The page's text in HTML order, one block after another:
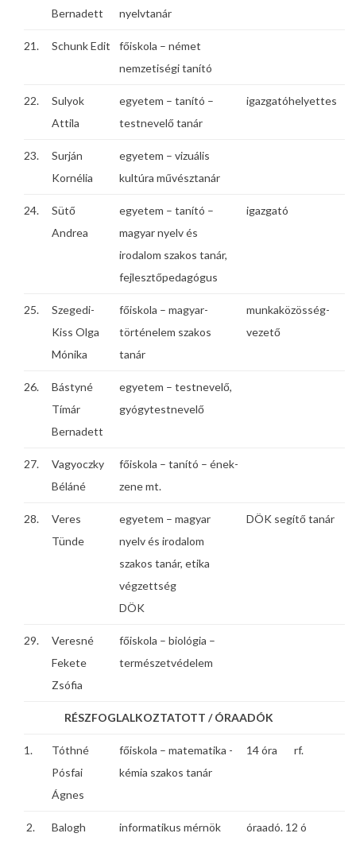
Bernadett
nyelvtanár
21. Schunk Edit
főiskola – német
nemzetiségi tanító
22.
Sulyok
Attila
egyetem – tanító –
testnevelő tanár
igazgatóhelyettes
23.
Surján
Kornélia
egyetem – vizuális
kultúra művésztanár
24.
Sütő
Andrea
egyetem – tanító –
magyar nyelv és
irodalom szakos tanár,
fejlesztőpedagógus
igazgató
25.
Szegedi-
Kiss Olga
Mónika
főiskola – magyar-
történelem szakos
tanár
munkaközösség-
vezető
26.
Bástyné
Tímár
Bernadett
egyetem – testnevelő,
gyógytestnevelő
27.
Vagyoczky
Béláné
főiskola – tanító – ének-
zene mt.
28.
Veres
Tünde
egyetem – magyar
nyelv és irodalom
szakos tanár, etika
végzettség
DÖK
DÖK segítő tanár
29.
Veresné
Fekete
Zsófia
főiskola – biológia –
természetvédelem
RÉSZFOGLALKOZTATOTT / ÓRAADÓK
1.
Tóthné
Pósfai
Ágnes
főiskola – matematika -
kémia szakos tanár
14 óra rf.
2. Balogh informatikus mérnök óraadó. 12 ó